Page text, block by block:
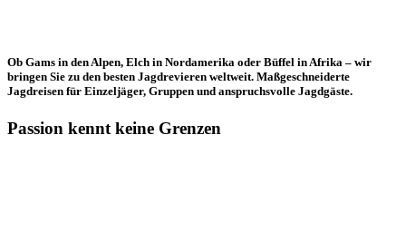
Ob Gams in den Alpen, Elch in Nordamerika oder Büffel in Afrika – wir
bringen Sie zu den besten Jagdrevieren weltweit. Maßgeschneiderte
Jagdreisen für Einzeljäger, Gruppen und anspruchsvolle Jagdgäste.
Passion kennt keine Grenzen